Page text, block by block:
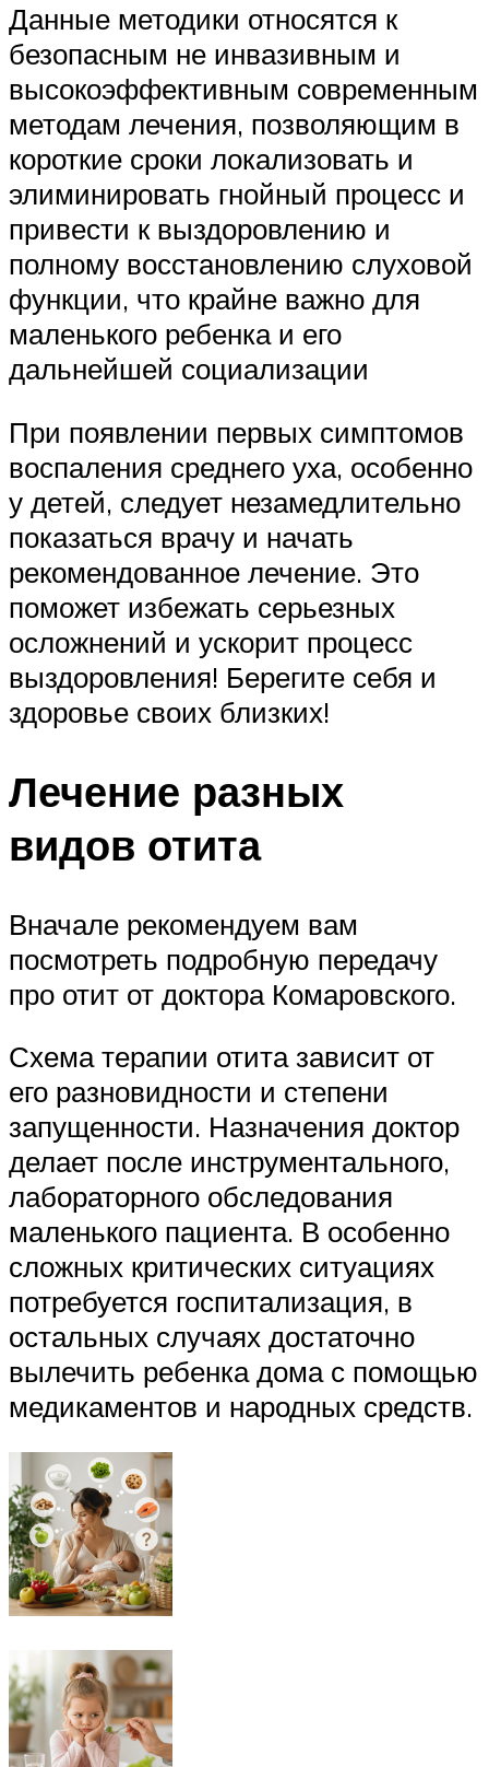
Данные методики относятся к
безопасным не инвазивным и
высокоэффективным современным
методам лечения, позволяющим в
короткие сроки локализовать и
элиминировать гнойный процесс и
привести к выздоровлению и
полному восстановлению слуховой
функции, что крайне важно для
маленького ребенка и его
дальнейшей социализации
При появлении первых симптомов
воспаления среднего уха, особенно
у детей, следует незамедлительно
показаться врачу и начать
рекомендованное лечение. Это
поможет избежать серьезных
осложнений и ускорит процесс
выздоровления! Берегите себя и
здоровье своих близких!
Лечение разных
видов отита
Вначале рекомендуем вам
посмотреть подробную передачу
про отит от доктора Комаровского.
Схема терапии отита зависит от
его разновидности и степени
запущенности. Назначения доктор
делает после инструментального,
лабораторного обследования
маленького пациента. В особенно
сложных критических ситуациях
потребуется госпитализация, в
остальных случаях достаточно
вылечить ребенка дома с помощью
медикаментов и народных средств.